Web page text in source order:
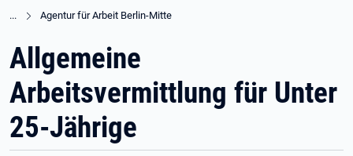
Agentur für Arbeit Berlin-Mitte
Allgemeine
Arbeitsvermittlung für Unter
25-Jährige